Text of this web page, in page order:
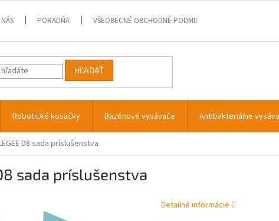
PORADŇA VŠEOBECNÉ OBCHODNÉ PODMIENKY OCHRANA
HĽADAŤ
Robotické kosačky Bazénové vysávače Antibakteriálne
D8 sada príslušenstva
sada príslušenstva
Detailné informácie